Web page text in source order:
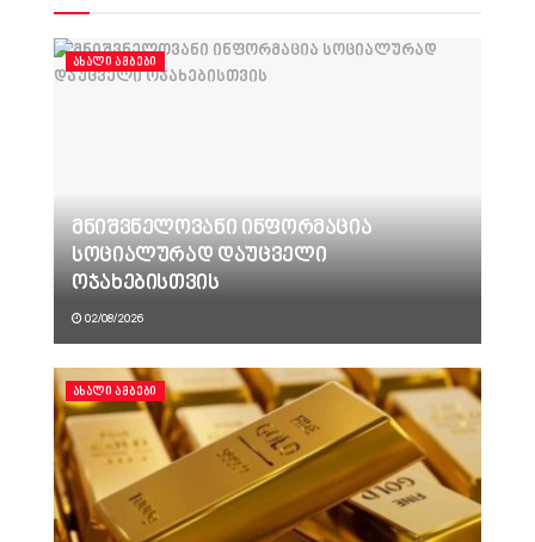
ᲐᲮᲐᲚᲘ ᲐᲛᲑᲔᲑᲘ
მნიშვნელოვანი ინფორმაცია
სოციალურად დაუცველი
ოჯახებისთვის
02/08/2026
ᲐᲮᲐᲚᲘ ᲐᲛᲑᲔᲑᲘ